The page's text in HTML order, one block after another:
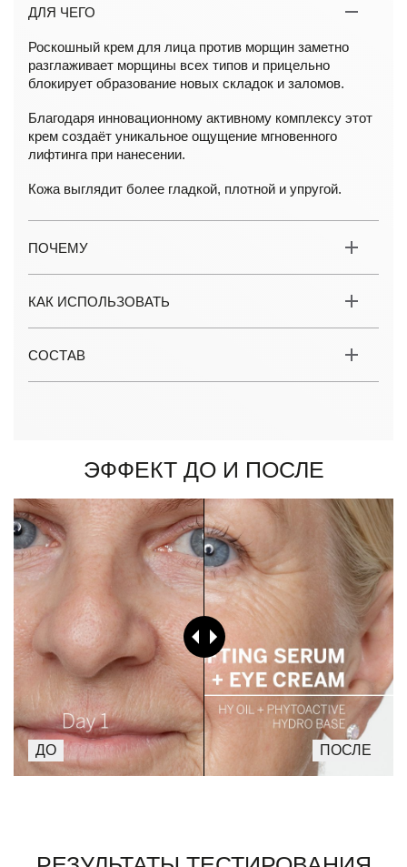
ДЛЯ ЧЕГО
Роскошный крем для лица против морщин заметно
разглаживает морщины всех типов и прицельно
блокирует образование новых складок и заломов.
Благодаря инновационному активному комплексу этот
крем создаёт уникальное ощущение мгновенного
лифтинга при нанесении.
Кожа выглядит более гладкой, плотной и упругой.
ПОЧЕМУ
КАК ИСПОЛЬЗОВАТЬ
СОСТАВ
Эффект до и после